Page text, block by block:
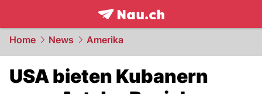
frontpage.NAU.ch
Home News Amerika
USA bieten Kubanern